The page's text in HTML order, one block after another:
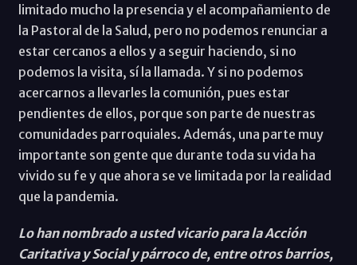
limitado mucho la presencia y el acompañamiento de
la Pastoral de la Salud, pero no podemos renunciar a
estar cercanos a ellos y a seguir haciendo, si no
podemos la visita, sí la llamada. Y si no podemos
acercarnos a llevarles la comunión, pues estar
pendientes de ellos, porque son parte de nuestras
comunidades parroquiales. Además, una parte muy
importante son gente que durante toda su vida ha
vivido su fe y que ahora se ve limitada por la realidad
que la pandemia.
Lo han nombrado a usted vicario para la Acción
Caritativa y Social y párroco de, entre otros barrios,